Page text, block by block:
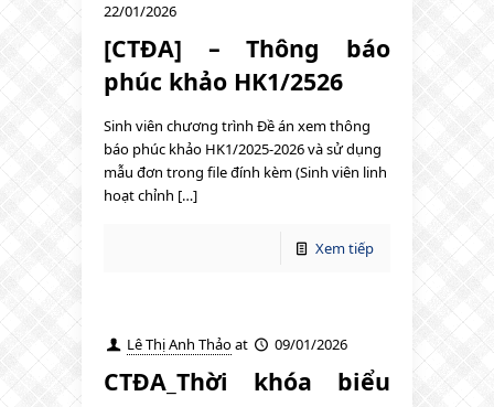
22/01/2026
[CTĐA] – Thông báo
phúc khảo HK1/2526
Sinh viên chương trình Đề án xem thông
báo phúc khảo HK1/2025-2026 và sử dụng
mẫu đơn trong file đính kèm (Sinh viên linh
hoạt chỉnh […]
Xem tiếp
Lê Thị Anh Thảoat 09/01/2026
CTĐA_Thời khóa biểu